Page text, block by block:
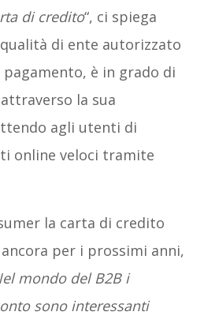
di credito“, ci spiega
di ente autorizzato
pagamento, è in grado di
la sua
agli utenti di
online veloci tramite
la carta di credito
per i prossimi anni,
mondo del B2B i
sono interessanti